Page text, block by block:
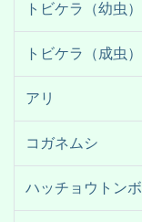
トビケラ（幼虫）
トビケラ（成虫）
アリ
コガネムシ
ハッチョウトンボ